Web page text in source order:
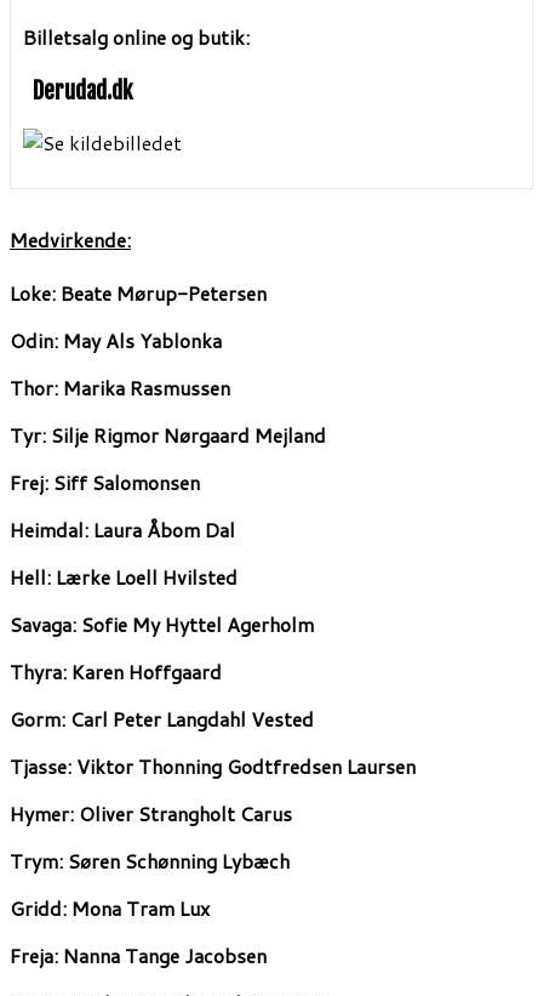
Billetsalg online og butik:
Derudad.dk
Medvirkende:
Loke: Beate Mørup-Petersen
Odin: May Als Yablonka
Thor: Marika Rasmussen
Tyr: Silje Rigmor Nørgaard Mejland
Frej: Siff Salomonsen
Heimdal: Laura Åbom Dal
Hell: Lærke Loell Hvilsted
Savaga: Sofie My Hyttel Agerholm
Thyra: Karen Hoffgaard
Gorm: Carl Peter Langdahl Vested
Tjasse: Viktor Thonning Godtfredsen Laursen
Hymer: Oliver Strangholt Carus
Trym: Søren Schønning Lybæch
Gridd: Mona Tram Lux
Freja: Nanna Tange Jacobsen